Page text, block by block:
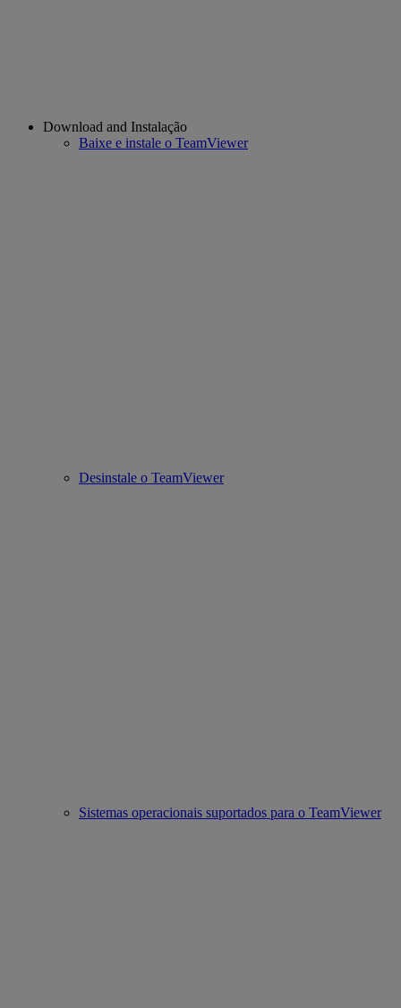
Download and Instalação
Baixe e instale o TeamViewer
Desinstale o TeamViewer
Sistemas operacionais suportados para o TeamViewer